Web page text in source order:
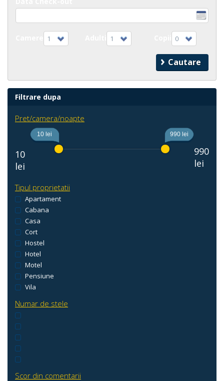
1 1 0
Filtrare dupa
Pret/camera/noapte
10
lei
10 lei 990 lei
990
lei
Tipul proprietatii
Apartament
Cabana
Casa
Cort
Hostel
Hotel
Motel
Pensiune
Vila
Numar de stele
Scor din comentarii